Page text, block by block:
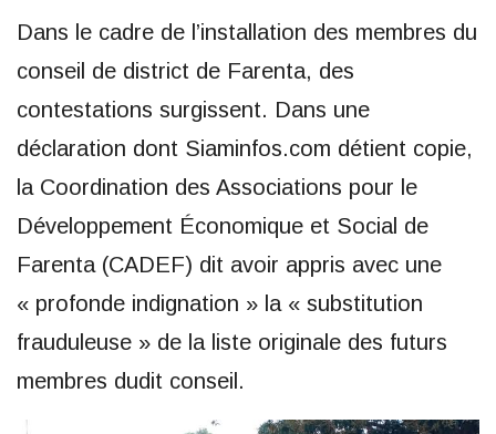
Dans le cadre de l’installation des membres du
conseil de district de Farenta, des
contestations surgissent. Dans une
déclaration dont Siaminfos.com détient copie,
la Coordination des Associations pour le
Développement Économique et Social de
Farenta (CADEF) dit avoir appris avec une
« profonde indignation » la « substitution
frauduleuse » de la liste originale des futurs
membres dudit conseil.